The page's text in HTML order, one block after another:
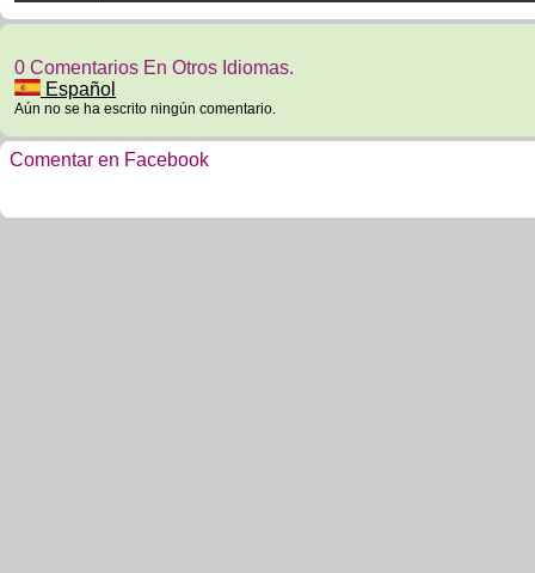
0 Comentarios En Otros Idiomas.
Español
Aún no se ha escrito ningún comentario.
Comentar en Facebook